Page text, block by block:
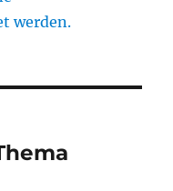
werden.